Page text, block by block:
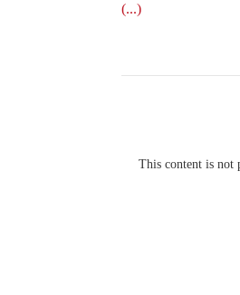
(...)
This content is not